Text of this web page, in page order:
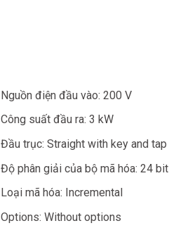
Nguồn điện đầu vào: 200 V
Công suất đầu ra: 3 kW
Đầu trục: Straight with key and tap
Độ phân giải của bộ mã hóa: 24 bit
Loại mã hóa: Incremental
Options: Without options